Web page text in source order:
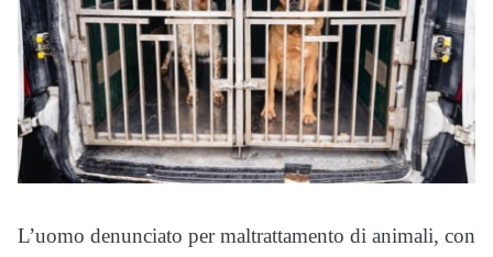
L’uomo denunciato per maltrattamento di animali, con